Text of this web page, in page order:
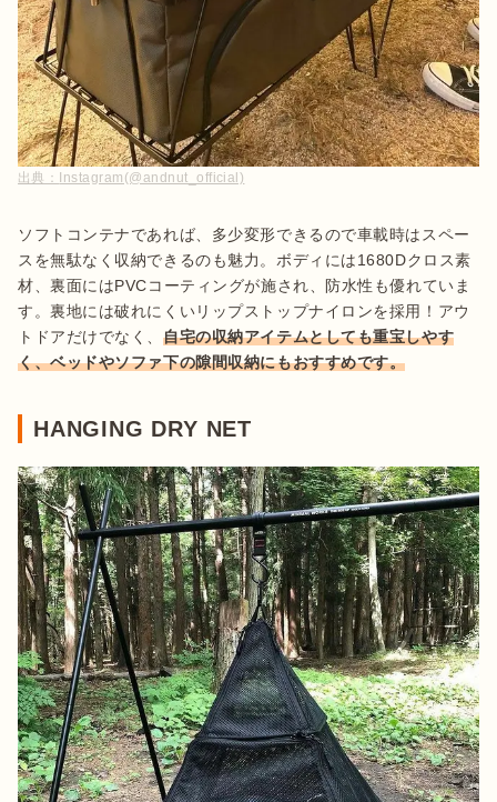
出典： Instagram(@andnut_official)
ソフトコンテナであれば、多少変形できるので車載時はスペー
スを無駄なく収納できるのも魅力。ボディには1680Dクロス素
材、裏面にはPVCコーティングが施され、防水性も優れていま
す。裏地には破れにくいリップストップナイロンを採用！アウ
トドアだけでなく、自宅の収納アイテムとしても重宝しやす
く、ベッドやソファ下の隙間収納にもおすすめです。
HANGING DRY NET